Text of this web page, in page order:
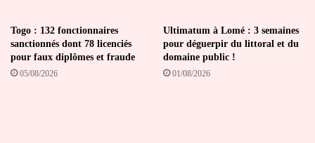
Togo : 132 fonctionnaires
sanctionnés dont 78 licenciés
pour faux diplômes et fraude
05/08/2026
Ultimatum à Lomé : 3 semaines
pour déguerpir du littoral et du
domaine public !
01/08/2026